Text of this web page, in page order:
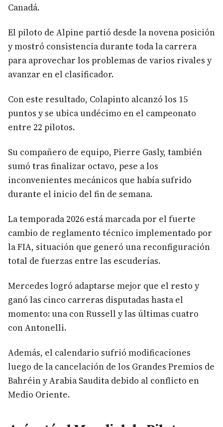
Canadá.
El piloto de Alpine partió desde la novena posición
y mostró consistencia durante toda la carrera
para aprovechar los problemas de varios rivales y
avanzar en el clasificador.
Con este resultado, Colapinto alcanzó los 15
puntos y se ubica undécimo en el campeonato
entre 22 pilotos.
Su compañero de equipo, Pierre Gasly, también
sumó tras finalizar octavo, pese a los
inconvenientes mecánicos que había sufrido
durante el inicio del fin de semana.
La temporada 2026 está marcada por el fuerte
cambio de reglamento técnico implementado por
la FIA, situación que generó una reconfiguración
total de fuerzas entre las escuderías.
Mercedes logró adaptarse mejor que el resto y
ganó las cinco carreras disputadas hasta el
momento: una con Russell y las últimas cuatro
con Antonelli.
Además, el calendario sufrió modificaciones
luego de la cancelación de los Grandes Premios de
Bahréin y Arabia Saudita debido al conflicto en
Medio Oriente.